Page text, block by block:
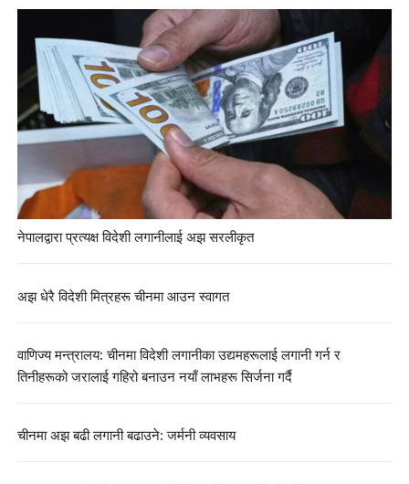
नेपालद्वारा प्रत्यक्ष विदेशी लगानीलाई अझ सरलीकृत
अझ धेरै विदेशी मित्रहरू चीनमा आउन स्वागत
वाणिज्य मन्त्रालय: चीनमा विदेशी लगानीका उद्यमहरूलाई लगानी गर्न र
तिनीहरूको जरालाई गहिरो बनाउन नयाँ लाभहरू सिर्जना गर्दै
चीनमा अझ बढी लगानी बढाउने: जर्मनी व्यवसाय